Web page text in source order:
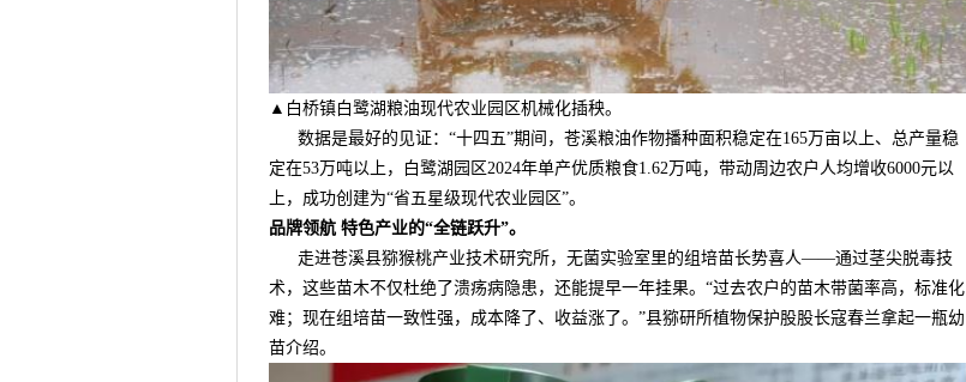
▲白桥镇白鹭湖粮油现代农业园区机械化插秧。
数据是最好的见证：“十四五”期间，苍溪粮油作物播种面积稳定在165万亩以上、总产量稳
定在53万吨以上，白鹭湖园区2024年单产优质粮食1.62万吨，带动周边农户人均增收6000元以
上，成功创建为“省五星级现代农业园区”。
品牌领航 特色产业的“全链跃升”。
走进苍溪县猕猴桃产业技术研究所，无菌实验室里的组培苗长势喜人——通过茎尖脱毒技
术，这些苗木不仅杜绝了溃疡病隐患，还能提早一年挂果。“过去农户的苗木带菌率高，标准化
难；现在组培苗一致性强，成本降了、收益涨了。”县猕研所植物保护股股长寇春兰拿起一瓶幼
苗介绍。